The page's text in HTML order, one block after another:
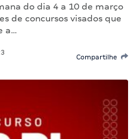
do dia 4 a 10 de março
de concursos visados que
a…
Compartilhe